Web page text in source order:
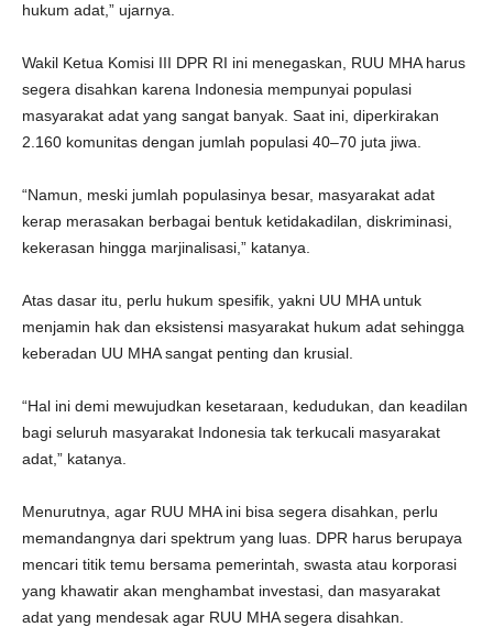
hukum adat,” ujarnya.
Wakil Ketua Komisi III DPR RI ini menegaskan, RUU MHA harus
segera disahkan karena Indonesia mempunyai populasi
masyarakat adat yang sangat banyak. Saat ini, diperkirakan
2.160 komunitas dengan jumlah populasi 40–70 juta jiwa.
“Namun, meski jumlah populasinya besar, masyarakat adat
kerap merasakan berbagai bentuk ketidakadilan, diskriminasi,
kekerasan hingga marjinalisasi,” katanya.
Atas dasar itu, perlu hukum spesifik, yakni UU MHA untuk
menjamin hak dan eksistensi masyarakat hukum adat sehingga
keberadan UU MHA sangat penting dan krusial.
“Hal ini demi mewujudkan kesetaraan, kedudukan, dan keadilan
bagi seluruh masyarakat Indonesia tak terkucali masyarakat
adat,” katanya.
Menurutnya, agar RUU MHA ini bisa segera disahkan, perlu
memandangnya dari spektrum yang luas. DPR harus berupaya
mencari titik temu bersama pemerintah, swasta atau korporasi
yang khawatir akan menghambat investasi, dan masyarakat
adat yang mendesak agar RUU MHA segera disahkan.